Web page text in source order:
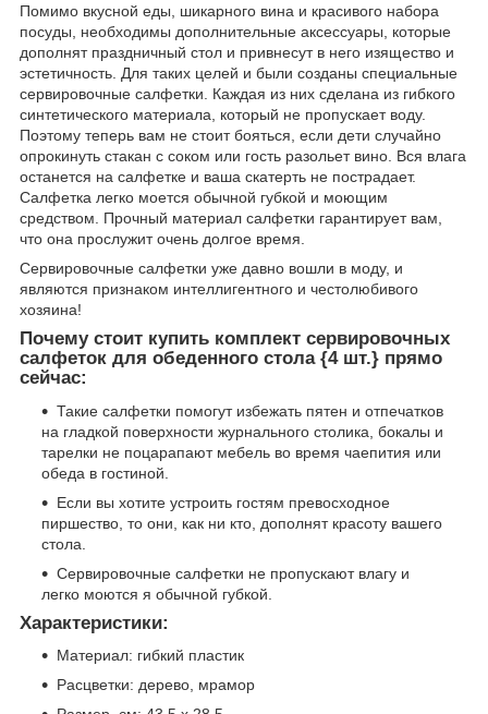
Помимо вкусной еды, шикарного вина и красивого набора
посуды, необходимы дополнительные аксессуары, которые
дополнят праздничный стол и привнесут в него изящество и
эстетичность. Для таких целей и были созданы специальные
сервировочные салфетки. Каждая из них сделана из гибкого
синтетического материала, который не пропускает воду.
Поэтому теперь вам не стоит бояться, если дети случайно
опрокинуть стакан с соком или гость разольет вино. Вся влага
останется на салфетке и ваша скатерть не пострадает.
Салфетка легко моется обычной губкой и моющим
средством. Прочный материал салфетки гарантирует вам,
что она прослужит очень долгое время.
Сервировочные салфетки уже давно вошли в моду, и
являются признаком интеллигентного и честолюбивого
хозяина!
Почему стоит купить комплект сервировочных
салфеток для обеденного стола {4 шт.} прямо
сейчас:
Такие салфетки помогут избежать пятен и отпечатков
на гладкой поверхности журнального столика, бокалы и
тарелки не поцарапают мебель во время чаепития или
обеда в гостиной.
Если вы хотите устроить гостям превосходное
пиршество, то они, как ни кто, дополнят красоту вашего
стола.
Сервировочные салфетки не пропускают влагу и
легко моются я обычной губкой.
Характеристики:
Материал: гибкий пластик
Расцветки: дерево, мрамор